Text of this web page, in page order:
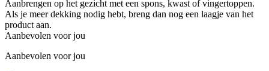
Aanbrengen op het gezicht met een spons, kwast of vingertoppen.
Als je meer dekking nodig hebt, breng dan nog een laagje van het
product aan.
Aanbevolen voor jou
Aanbevolen voor jou